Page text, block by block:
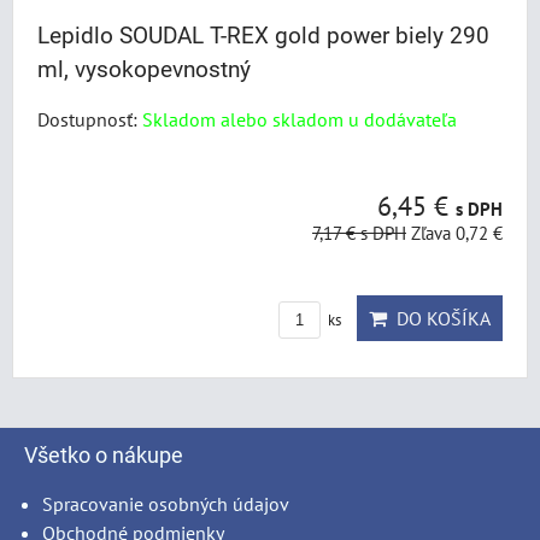
Lepidlo SOUDAL T-REX gold power biely 290
ml, vysokopevnostný
Dostupnosť: Skladom alebo skladom u dodávateľa
6,45 € s DPH
7,17 €s DPH Zľava 0,72 €
ks DO KOŠÍKA
Všetko o nákupe
Spracovanie osobných údajov
Obchodné podmienky